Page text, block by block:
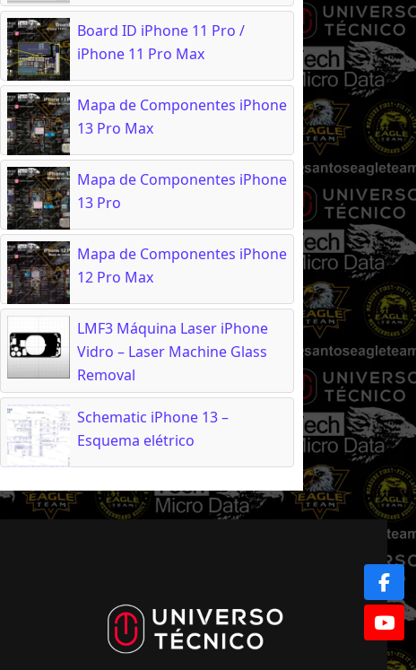
Board ID iPhone 11 Pro /
iPhone 11 Pro Max
Mapa de Componentes iPhone
13 Pro Max
Mapa de Componentes iPhone
13 Pro
Mapa de Componentes iPhone
12 Pro Max
LMF3 Máquina Laser iPhone
Vidro – Laser Machine Glass
Removal
Schematic iPhone 13 –
Esquema elétrico